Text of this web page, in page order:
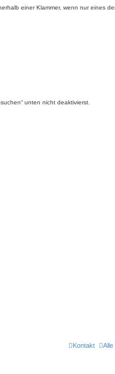
einer Klammer, wenn nur eines
unten nicht deaktivierst.
Alle
Kontakt